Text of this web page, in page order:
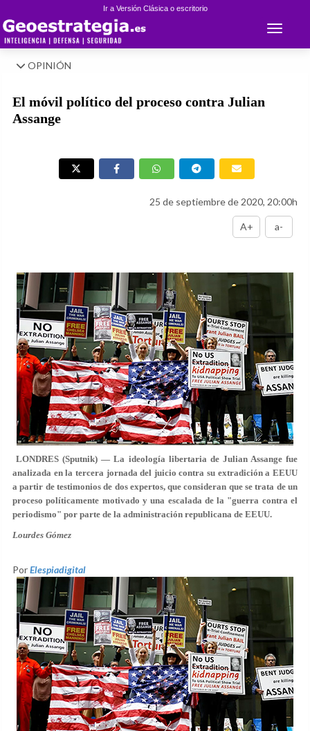
Ir a Versión Clásica o escritorio
Toggle
OPINIÓN
El móvil político del proceso contra Julian
Assange
25 de septiembre de 2020, 20:00h
A+ a-
LONDRES (Sputnik) — La ideología libertaria de Julian Assange fue
analizada en la tercera jornada del juicio contra su extradición a EEUU
a partir de testimonios de dos expertos, que consideran que se trata de un
proceso políticamente motivado y una escalada de la "guerra contra el
periodismo" por parte de la administración republicana de EEUU.
Lourdes Gómez
PorElespiadigital